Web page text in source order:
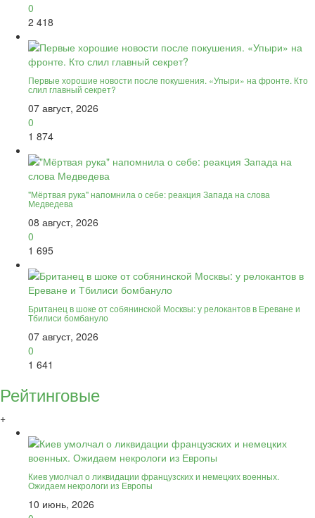
0
2 418
Первые хорошие новости после покушения. «Упыри» на фронте. Кто
слил главный секрет?
07 август, 2026
0
1 874
"Мёртвая рука" напомнила о себе: реакция Запада на слова
Медведева
08 август, 2026
0
1 695
Британец в шоке от собянинской Москвы: у релокантов в Ереване и
Тбилиси бомбануло
07 август, 2026
0
1 641
Рейтинговые
+
Киев умолчал о ликвидации французских и немецких военных.
Ожидаем некрологи из Европы
10 июнь, 2026